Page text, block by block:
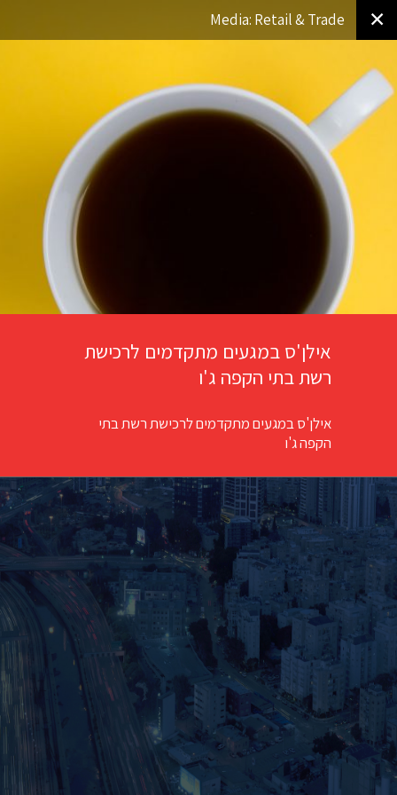
✕
Media: Retail & Trade
אילן'ס במגעים מתקדמים לרכישת
רשת בתי הקפה ג'ו
אילן'ס במגעים מתקדמים לרכישת רשת בתי
הקפה ג'ו